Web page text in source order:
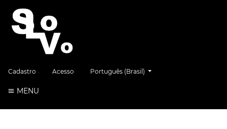
Cadastro Acesso Português (Brasil)
MENU